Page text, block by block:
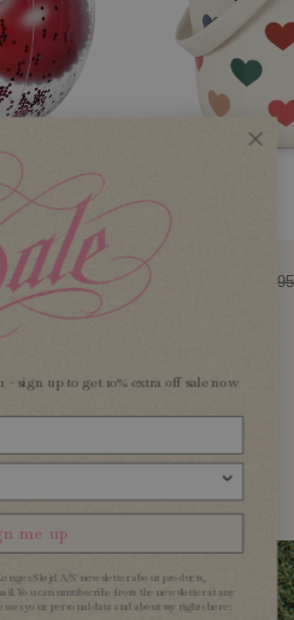
strandset
CHF 24.47 CHF 34.95
RAUSGEHEN
für draußen
sign up to get 10% extra off sale now
me up
Sløjd A/S' newsletter about products,
You can unsubscribe from the newsletter at any
your personal data and about my rights here: